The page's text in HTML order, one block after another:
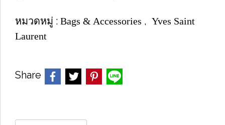
หมวดหมู่ : Bags & Accessories , Yves Saint
Laurent
Share